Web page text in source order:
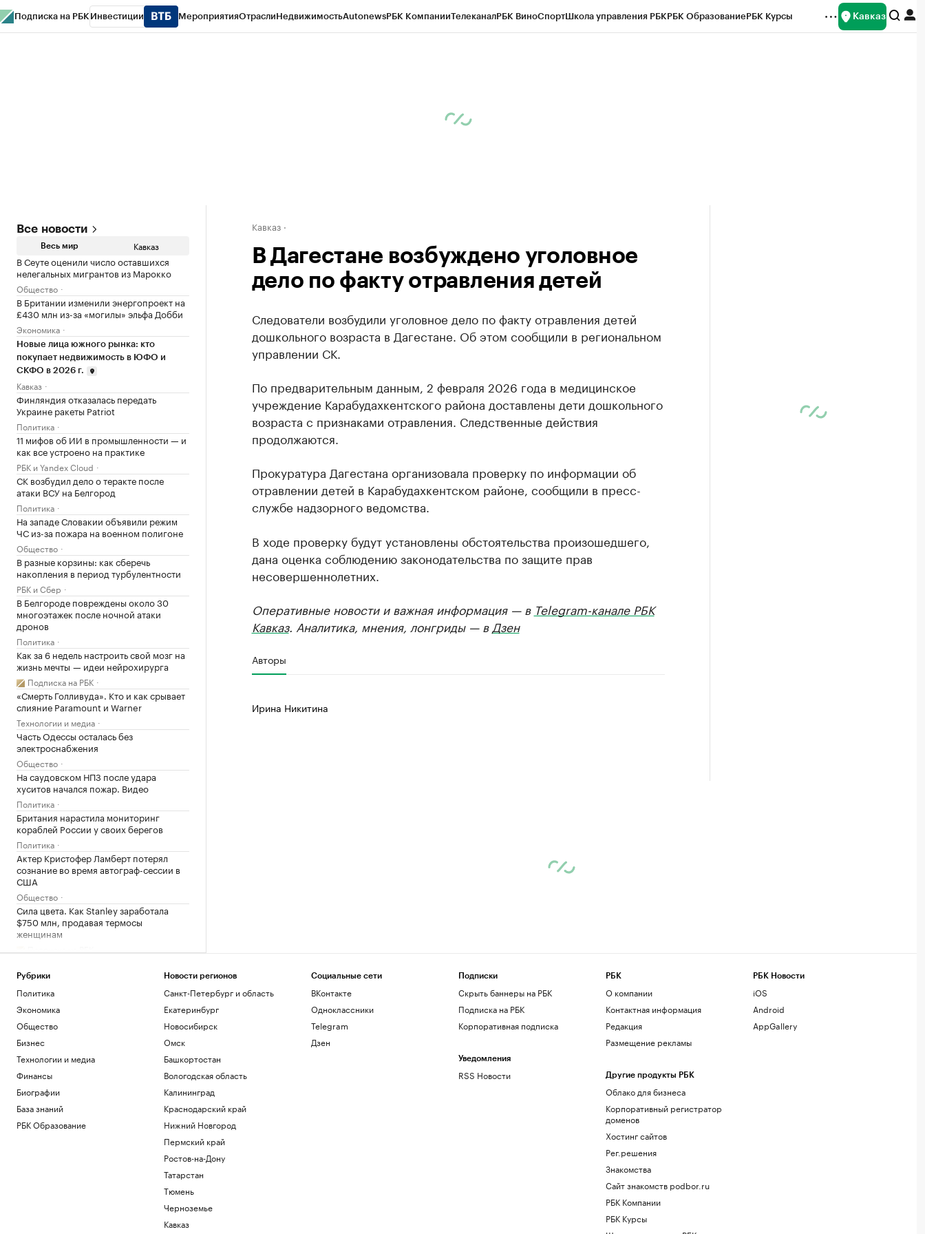
Подписка на РБК Инвестиции МероприятияОтраслиНедвижимостьAutonewsРБК КомпанииТелеканалРБК ВиноСпортШкола управления РБКРБК ОбразованиеРБК Курсы Кавказ
Все новости
Весь мир Кавказ
В Сеуте оценили число оставшихся
нелегальных мигрантов из Марокко
Общество
В Британии изменили энергопроект на
£430 млн из-за «могилы» эльфа Добби
Экономика
Новые лица южного рынка: кто
покупает недвижимость в ЮФО и
СКФО в 2026 г.
Кавказ
Финляндия отказалась передать
Украине ракеты Patriot
Политика
11 мифов об ИИ в промышленности — и
как все устроено на практике
РБК и Yandex Cloud
СК возбудил дело о теракте после
атаки ВСУ на Белгород
Политика
На западе Словакии объявили режим
ЧС из-за пожара на военном полигоне
Общество
В разные корзины: как сберечь
накопления в период турбулентности
РБК и Сбер
В Белгороде повреждены около 30
многоэтажек после ночной атаки
дронов
Политика
Как за 6 недель настроить свой мозг на
жизнь мечты — идеи нейрохирурга
Подписка на РБК
«Смерть Голливуда». Кто и как срывает
слияние Paramount и Warner
Технологии и медиа
Часть Одессы осталась без
электроснабжения
Общество
На саудовском НПЗ после удара
хуситов начался пожар. Видео
Политика
Британия нарастила мониторинг
кораблей России у своих берегов
Политика
Актер Кристофер Ламберт потерял
сознание во время автограф-сессии в
США
Общество
Сила цвета. Как Stanley заработала
$750 млн, продавая термосы
женщинам
бизнес и экономику
РБК и Петербургская Биржа
атаке на Белгород
Политика
Число погибших в ходе протестов в
пакистанской зоне Кашмира достигло
89
Политика
Хуситы атаковали беспилотником НПЗ
Aramco в Джизане
Общество
Кавказ
В Дагестане возбуждено уголовное
дело по факту отравления детей
Следователи возбудили уголовное дело по факту отравления детей
дошкольного возраста в Дагестане. Об этом сообщили в региональном
управлении СК.
По предварительным данным, 2 февраля 2026 года в медицинское
учреждение Карабудахкентского района доставлены дети дошкольного
возраста с признаками отравления. Следственные действия
продолжаются.
Прокуратура Дагестана организовала проверку по информации об
отравлении детей в Карабудахкентском районе, сообщили в пресс-
службе надзорного ведомства.
В ходе проверку будут установлены обстоятельства произошедшего,
дана оценка соблюдению законодательства по защите прав
несовершеннолетних.
Оперативные новости и важная информация — в Telegram-канале РБК
Кавказ. Аналитика, мнения, лонгриды — в Дзен
Авторы
Ирина Никитина
Рубрики
Политика
Экономика
Общество
Бизнес
Технологии и медиа
Финансы
Биографии
База знаний
РБК Образование
Новости регионов
Санкт-Петербург и область
Екатеринбург
Новосибирск
Омск
Башкортостан
Вологодская область
Калининград
Краснодарский край
Нижний Новгород
Пермский край
Ростов-на-Дону
Татарстан
Тюмень
Черноземье
Кавказ
Социальные сети
ВКонтакте
Одноклассники
Telegram
Дзен
Подписки
Скрыть баннеры на РБК
Подписка на РБК
Корпоративная подписка
Уведомления
RSS Новости
РБК
О компании
Контактная информация
Редакция
Размещение рекламы
Другие продукты РБК
Облако для бизнеса
Корпоративный регистратор
доменов
Хостинг сайтов
Рег.решения
Знакомства
Сайт знакомств podbor.ru
РБК Компании
РБК Курсы
РБК Новости
iOS
Android
AppGallery